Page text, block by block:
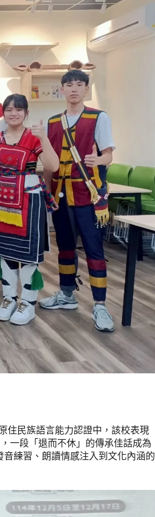
住民族語言能力認證中，該校表現
一段「退而不休」的傳承佳話成為
練習、朗讀情感注入到文化內涵的